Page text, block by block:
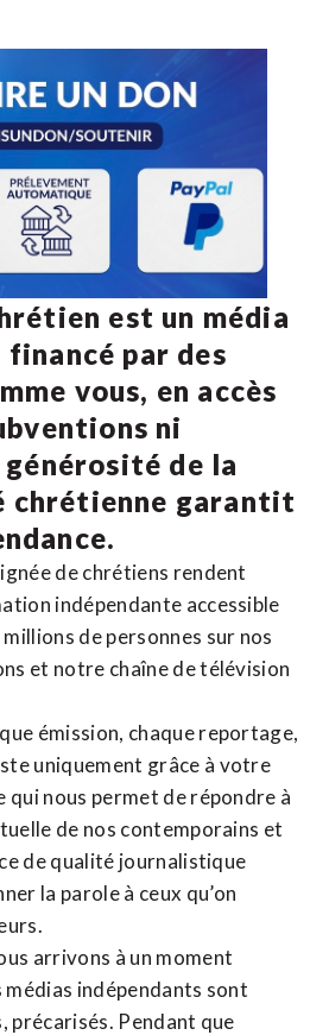
est un média
par des
vous, en accès
ni
générosité de la
chrétienne garantit
de chrétiens rendent
indépendante accessible
de personnes sur nos
et notre chaîne de télévision
émission, chaque reportage,
uniquement grâce à votre
qui nous permet de répondre à
de nos contemporains et
de qualité journalistique
la parole à ceux qu’on
arrivons à un moment
indépendants sont
précarisés. Pendant que